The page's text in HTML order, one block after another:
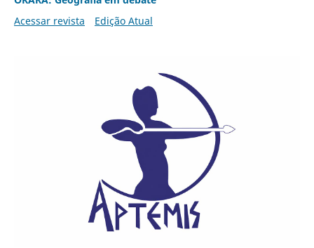
Acessar revista
Edição Atual